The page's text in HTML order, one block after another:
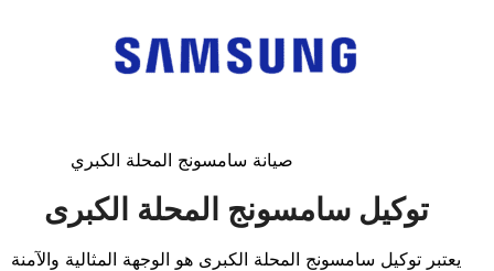
صيانة سامسونج المحلة الكبري
توكيل سامسونج المحلة الكبرى
يعتبر توكيل سامسونج المحلة الكبرى هو الوجهة المثالية والآمنة